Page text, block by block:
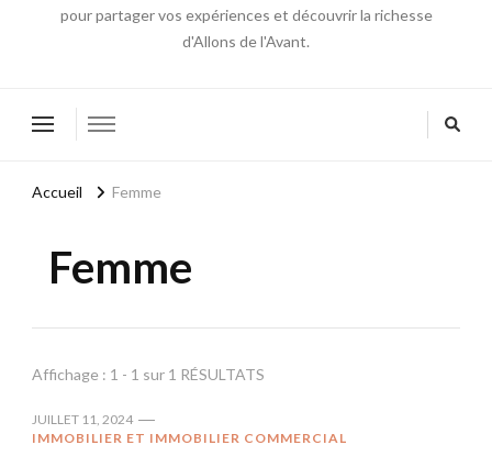
pour partager vos expériences et découvrir la richesse
d'Allons de l'Avant.
Accueil Femme
Femme
Affichage : 1 - 1 sur 1 RÉSULTATS
JUILLET 11, 2024
IMMOBILIER ET IMMOBILIER COMMERCIAL